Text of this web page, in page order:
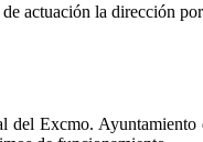
actuación la dirección
del Excmo. Ayuntamiento